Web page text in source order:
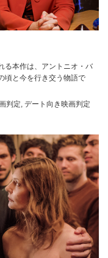
る本作は、アントニオ・バ
頃と今を行き交う物語で
判定, デート向き映画判定